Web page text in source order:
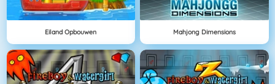
Eiland Opbouwen Mahjong Dimensions